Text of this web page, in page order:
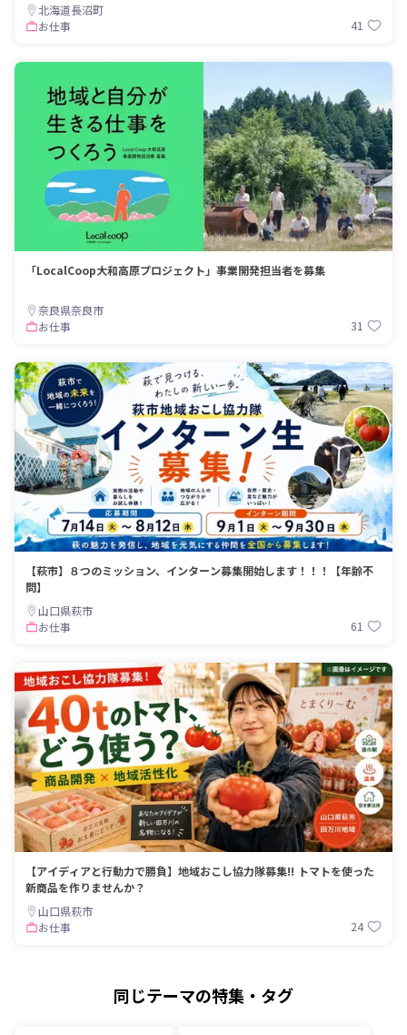
北海道長沼町
お仕事
41
「LocalCoop大和高原プロジェクト」事業開発担当者を募集
奈良県奈良市
お仕事
31
【萩市】８つのミッション、インターン募集開始します！！！【年齢不
問】
山口県萩市
お仕事
61
【アイディアと行動力で勝負】地域おこし協力隊募集!! トマトを使った
新商品を作りませんか？
山口県萩市
お仕事
24
同じテーマの特集・タグ